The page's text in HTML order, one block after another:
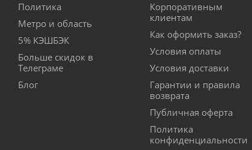
Политика
Метро и область
5% КЭШБЭК
Больше скидок в
Телеграме
Блог
Корпоративным
клиентам
Как оформить заказ?
Условия оплаты
Условия доставки
Гарантии и правила
возврата
Публичная оферта
Политика
конфиденциальности